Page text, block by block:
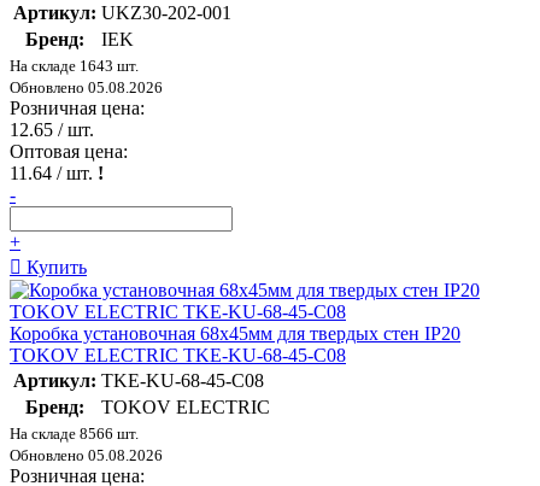
Артикул: UKZ30-202-001
Бренд:
IEK
На складе 1643 шт.
Обновлено 05.08.2026
Розничная цена:
12.65 / шт.
Оптовая цена:
11.64 / шт. !
-
+
Купить
Коробка установочная 68х45мм для твердых стен IP20
TOKOV ELECTRIC TKE-KU-68-45-C08
Артикул: TKE-KU-68-45-C08
Бренд:
TOKOV ELECTRIC
На складе 8566 шт.
Обновлено 05.08.2026
Розничная цена: